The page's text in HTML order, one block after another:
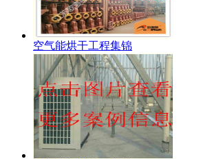
空气能烘干工程集锦